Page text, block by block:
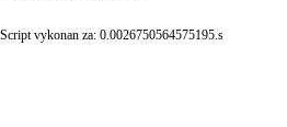
Script vykonan za: 0.0026750564575195.s